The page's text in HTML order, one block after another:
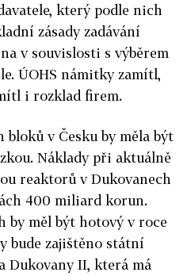
který podle nich
zásady zadávání
v souvislosti s výběrem
ÚOHS námitky zamítl,
i rozklad firem.
bloků v Česku by měla být
Náklady při aktuálně
reaktorů v Dukovanech
400 miliard korun.
by měl být hotový v roce
bude zajištěno státní
Dukovany II, která má